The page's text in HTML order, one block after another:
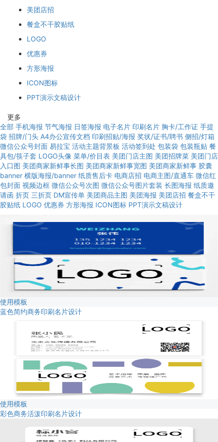
美团店招
餐盒不干胶贴纸
LOGO
优惠券
方形海报
ICON图标
PPT演示文稿设计
更多
全部 手机海报 节气海报 日签海报 电子名片 印刷名片 胸卡/工作证 手提
袋 招牌/门头 A4办公宣传文档 印刷招贴/海报 奖状/证书/聘书 侧招/灯箱
微信公众号封面 易拉宝 活动主题背景板 活动签到处 包装袋 包装瓶贴 餐
具包/筷子套 LOGO头像 菜单/价目表 美团门店主图 美团招牌菜 美团门店
入口图 美团商家新鲜事长图 美团商家新鲜事宽图 美团商家新鲜事 胶囊
banner 横版海报/banner 纸质售后卡 电商店招 电商主图/直通车 微信红
包封面 视频边框 微信公众号次图 微信公众号图片套装 长图海报 纸质邀
请函 折页 三折页 DM宣传单 美团商品主图 美团海报 美团店招 餐盒不干
胶贴纸 LOGO 优惠券 方形海报 ICON图标 PPT演示文稿设计
使用模板
蓝色简约商务印刷名片设计
使用模板
彩色商务活泼印刷名片设计